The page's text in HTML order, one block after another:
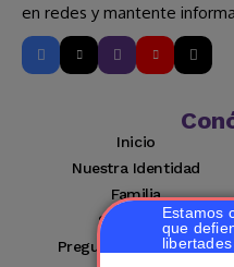
en redes y mantente
Inicio
Nuestra Identidad
Familia
Suscríbete
Preguntas Frecuentes
Estamos
que